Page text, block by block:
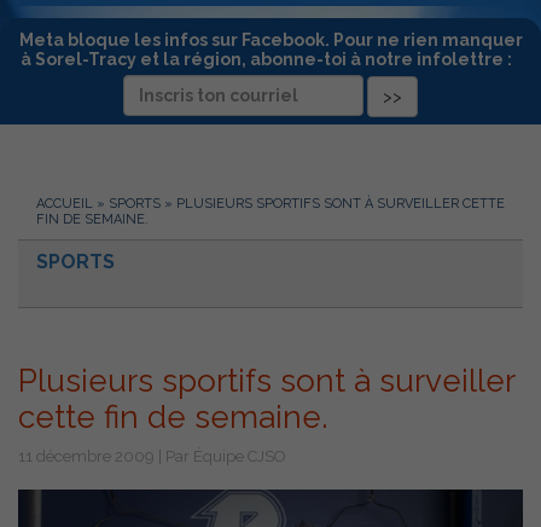
Meta bloque les infos sur Facebook. Pour ne rien manquer
à Sorel-Tracy et la région, abonne-toi à notre infolettre :
ACCUEIL » SPORTS » PLUSIEURS SPORTIFS SONT À SURVEILLER CETTE
FIN DE SEMAINE.
SPORTS
Plusieurs sportifs sont à surveiller
cette fin de semaine.
11 décembre 2009 | Par Équipe CJSO